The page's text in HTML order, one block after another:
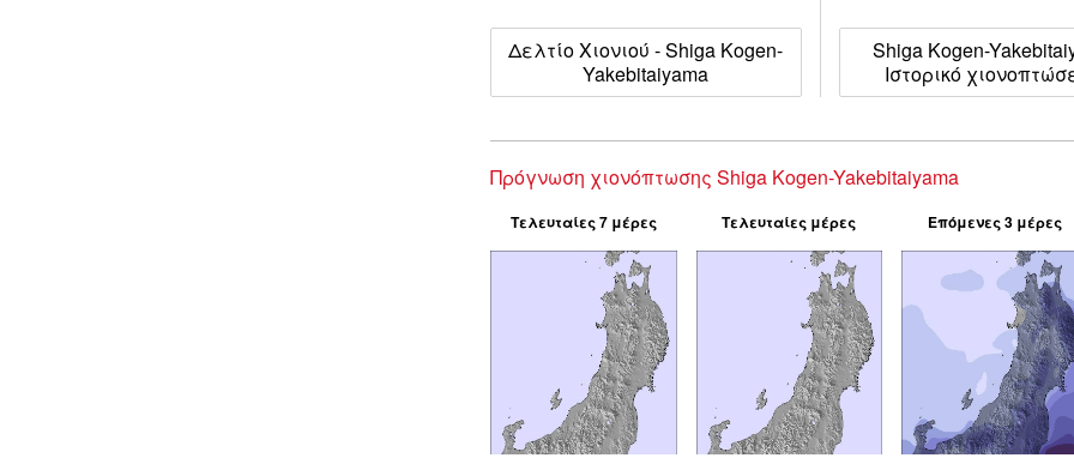
Δελτίο Χιονιού - Shiga Kogen-
Yakebitaiyama
Shiga Kogen-
Ιστορικό
Πρόγνωση χιονόπτωσης Shiga Kogen-Yakebitaiyama
Τελευταίες 7 μέρες Τελευταίες μέρες Επόμενες 3 μέρες